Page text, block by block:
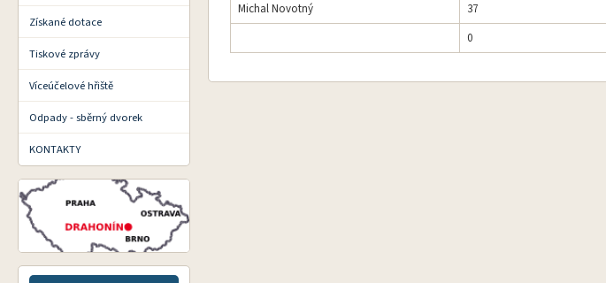
Získané dotace
Tiskové zprávy
Víceúčelové hřiště
Odpady - sběrný dvorek
KONTAKTY
Michal Novotný
37
0